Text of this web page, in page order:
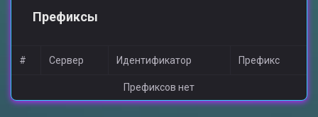
Префиксы
# Сервер Идентификатор Префикс
Префиксов нет